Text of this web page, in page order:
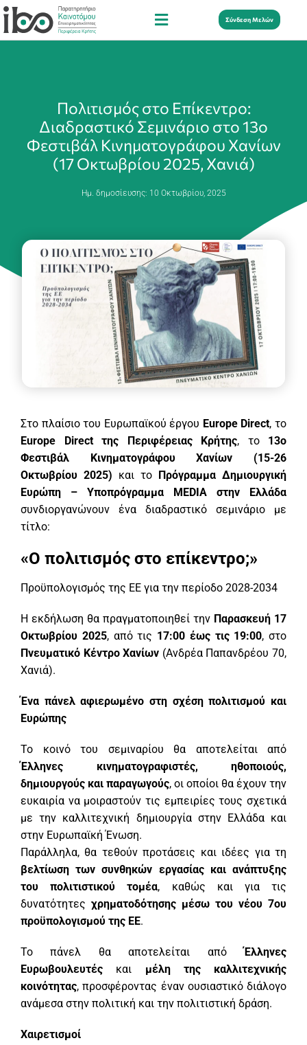
Σύνδεση Μελών
Πολιτισμός στο Επίκεντρο:
Διαδραστικό Σεμινάριο στο 13ο
Φεστιβάλ Κινηματογράφου Χανίων
(17 Οκτωβρίου 2025, Χανιά)
Ημ. δημοσίευσης: 10 Οκτωβρίου, 2025
Στο πλαίσιο του Ευρωπαϊκού έργου Europe Direct, το
Europe Direct της Περιφέρειας Κρήτης, το 13ο
Φεστιβάλ Κινηματογράφου Χανίων (15-26
Οκτωβρίου 2025) και το
Πρόγραμμα Δημιουργική
Ευρώπη – Υποπρόγραμμα MEDIA στην Ελλάδα
συνδιοργανώνουν ένα διαδραστικό σεμινάριο με
τίτλο:
«Ο πολιτισμός στο επίκεντρο;»
Προϋπολογισμός της ΕΕ για την περίοδο 2028-2034
Η εκδήλωση θα πραγματοποιηθεί την Παρασκευή 17
Οκτωβρίου 2025, από τις 17:00 έως τις 19:00, στο
Πνευματικό Κέντρο Χανίων (Ανδρέα Παπανδρέου 70,
Χανιά).
Ένα πάνελ αφιερωμένο στη σχέση πολιτισμού και
Ευρώπης
Το κοινό του σεμιναρίου θα αποτελείται από
Έλληνες κινηματογραφιστές, ηθοποιούς,
δημιουργούς και παραγωγούς, οι οποίοι θα έχουν την
ευκαιρία να μοιραστούν τις εμπειρίες τους σχετικά
με την καλλιτεχνική δημιουργία στην Ελλάδα και
στην Ευρωπαϊκή Ένωση.
Παράλληλα, θα τεθούν προτάσεις και ιδέες για τη
βελτίωση των συνθηκών εργασίας και ανάπτυξης
του πολιτιστικού τομέα, καθώς και για τις
δυνατότητες χρηματοδότησης μέσω του νέου 7ου
προϋπολογισμού της ΕΕ.
Το πάνελ θα αποτελείται από Έλληνες
Ευρωβουλευτές και μέλη της καλλιτεχνικής
κοινότητας, προσφέροντας έναν ουσιαστικό διάλογο
ανάμεσα στην πολιτική και την πολιτιστική δράση.
Χαιρετισμοί